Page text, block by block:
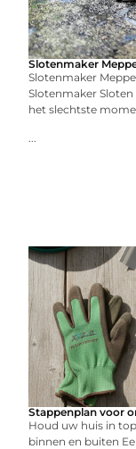
Slotenmaker
Slotenmaker
Slotenmaker
het slechtste
...
Stappenplan voor
Houd uw huis in
binnen en buiten